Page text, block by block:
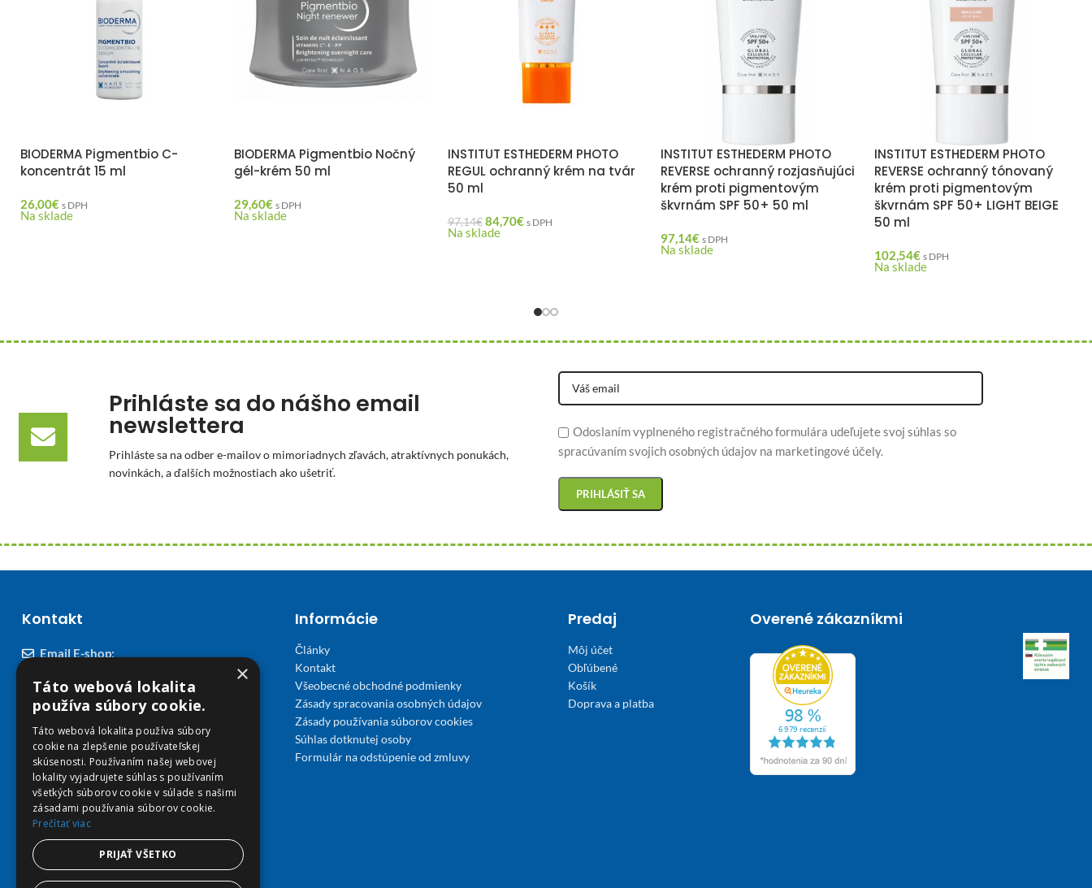
BIODERMA Pigmentbio C-
koncentrát 15 ml
26,00€ s DPH
Na sklade
BIODERMA Pigmentbio Nočný
gél-krém 50 ml
29,60€ s DPH
Na sklade
INSTITUT ESTHEDERM PHOTO
REGUL ochranný krém na tvár
50 ml
97,14€ 84,70€ s DPH
Na sklade
INSTITUT ESTHEDERM PHOTO
REVERSE ochranný rozjasňujúci
krém proti pigmentovým
škvrnám SPF 50+ 50 ml
97,14€ s DPH
Na sklade
INSTITUT ESTHEDERM PHOTO
REVERSE ochranný tónovaný
krém proti pigmentovým
škvrnám SPF 50+ LIGHT BEIGE
50 ml
102,54€ s DPH
Na sklade
Prihláste sa do nášho email
newslettera
Prihláste sa na odber e-mailov o mimoriadnych zľavách, atraktívnych ponukách,
novinkách, a ďalších možnostiach ako ušetriť.
Odoslaním vyplneného registračného formulára udeľujete svoj súhlas so
spracúvaním svojich osobných údajov na marketingové účely.
Kontakt
Email E-shop:
podpora@viplekaren.sk
Telefón E-shop:
0911 678 900(Po - Pia 7:30 - 15:30)
Telefón kamenná Lekáreň VIP Košice:
055 307 78 30
(Po - Ne 8:00 - 18:00)
Adresa Lekáreň VIP:
Severné nábrežie 45, 040 01 Košice
Informácie
Články
Kontakt
Všeobecné obchodné podmienky
Zásady spracovania osobných údajov
Zásady používania súborov cookies
Súhlas dotknutej osoby
Formulár na odstúpenie od zmluvy
Predaj
Môj účet
Obľúbené
Košík
Doprava a platba
Overené zákazníkmi
×
Táto webová lokalita
používa súbory cookie.
Táto webová lokalita používa súbory
cookie na zlepšenie používateľskej
skúsenosti. Používaním našej webovej
lokality vyjadrujete súhlas s používaním
všetkých súborov cookie v súlade s našimi
zásadami používania súborov cookie.
Prečítať viac
PRIJAŤ VŠETKO